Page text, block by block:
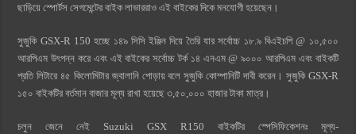
ছাড়িয়ে স্পোর্টস সেগমেন্টের বাইক লাভাররাও এই বাইকের দিকে মনযোগী হয়েছেন।
সুজুকি GSX-R 150 হচ্ছে ১৪৯ সিসি ইঞ্জিন দিয়ে তৈরি যার সর্বোচ্চ ১৮.৯ বিএইচপি @ ১০,৫০০
আরপিএম উৎপন্ন করে এবং এই বাইকের সর্বোচ্চ টর্ক ১৪ এনএম @ ৯০০০ আরপিএম এবং বাইকটি
প্রতি লিটারে ৪৫ কিলোমিটার জ্বালানি পোড়ায় বলে সুজুকি কোম্পানিটি দাবী করেন। সুজুকি GSX-R
১৫০ বাইকটির বর্তমান বাজার মূল্য রাখা হয়েছে ৩,৫০,০০০ হাজার টাকা মাত্র।
চলুন জেনে নেই Suzuki GSX R150 বাইকটির স্পেসিফিকেশনঃ মূল্য-